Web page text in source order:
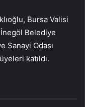
Bursa Valisi
İnegöl Belediye
Sanayi Odası
katıldı.